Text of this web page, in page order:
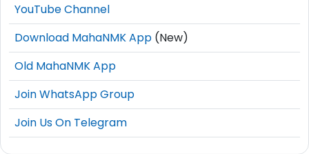
YouTube Channel
Download MahaNMK App (New)
Old MahaNMK App
Join WhatsApp Group
Join Us On Telegram